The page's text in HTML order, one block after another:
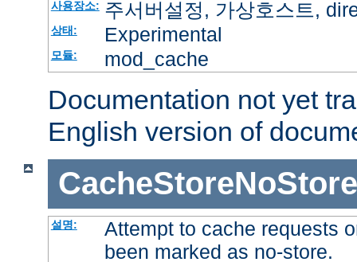
사용장소: 주서버설정, 가상호스트,
상태: Experimental
모듈: mod_cache
Documentation not yet
English version of
CacheStoreNoStore
설명:
Attempt to cache requests
been marked as no-store.